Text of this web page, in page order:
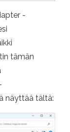
-
tämän
näyttää tältä: